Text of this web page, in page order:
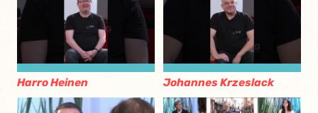
Harro Heinen Johannes Krzeslack